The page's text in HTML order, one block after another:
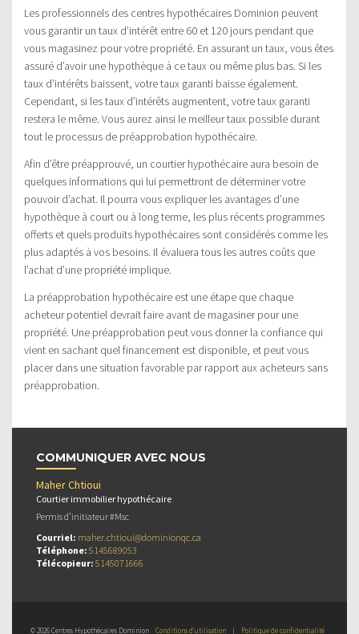
Les professionnels des centres hypothécaires Dominion peuvent
vous garantir un taux d’intérêt entre 60 et 120 jours pendant que
vous magasinez pour votre propriété. En assurant un taux, vous êtes
assuré d’avoir une hypothèque à ce taux ou même plus bas. Si les
taux d’intérêts baissent, votre taux garanti baisse également.
Cependant, si les taux d’intérêts augmentent, votre taux garanti
restera le même. Vous aurez ainsi le meilleur taux possible durant
tout le processus de préapprobation hypothécaire.
Afin d’être préapprouvé, un courtier hypothécaire aura besoin de
quelques informations qui lui permettront de déterminer votre
pouvoir d’achat. Il pourra vous expliquer les avantages d’une
hypothèque à court ou à long terme, les plus récents programmes
offerts et quels produits hypothécaires sont considérés comme les
plus adaptés à vos besoins. Il évaluera tous les autres coûts que
l’achat d’une propriété implique.
La préapprobation hypothécaire est une étape que chaque
acheteur potentiel devrait faire avant de magasiner pour une
propriété. Une préapprobation peut vous donner la confiance qui
vient en sachant quel financement est disponible, et peut vous
placer dans une situation favorable par rapport aux acheteurs sans
préapprobation.
COMMUNIQUER AVEC NOUS
Maher Chtioui
Courtier immobilier hypothécaire
Permis d’initiateur #Msc
Courriel: maher.chtioui@dominionqc.ca
Téléphone: 5145689053
Télécopieur: 5145071666
© 2026 Centres Hypothécaires Dominion Conditions d’utilisation | Politique de confidentialité